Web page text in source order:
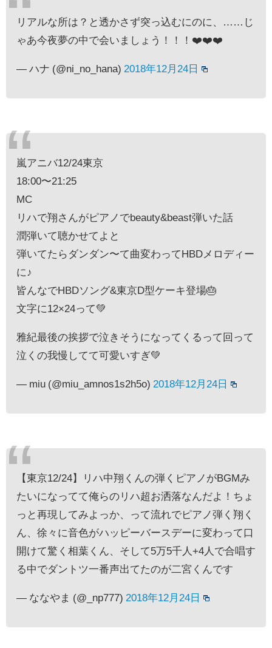
リアルな所は？と透かさず突っ込むにのに、……じ
ゃあ今夜夢の中で会いましょう！！！❤️❤️❤️
— ハナ (@ni_no_hana) 2018年12月24日
嵐アニバ12/24東京
18:00〜21:25
MC
リハで翔さんがピアノでbeauty&beast弾いた話
潤弾いて聴かせてよと
弾いてたらダンダン〜て曲変わってHBDメロディー
に♪
皆んなでHBDソング&東京D型ケーキ登場🎂
文字に12×24って💚
雅紀最後の挨拶で泣きそうになってくるって回って
泣くの我慢してて可愛いすぎ💚
— miu (@miu_amnos1s2h5o) 2018年12月24日
【東京12/24】リハ中翔くんの弾くピアノがBGMみ
たいになってて俺らのリハ超お洒落なんだよ！ちょ
っと再現してみよっか、って流れでピアノ弾く翔く
ん、徐々に音色がハッピーバースデーに変わって口
開けて驚く相葉くん、そして5万5千人+4人で合唱す
る中でダントツ一番声出てたのが二宮くんです
— ななやま (@_np777) 2018年12月24日